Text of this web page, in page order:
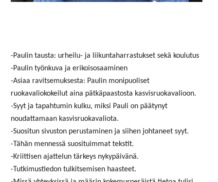
-Paulin tausta: urheilu- ja liikuntaharrastukset sekä koulutus
-Paulin työnkuva ja erikoisosaaminen
-Asiaa ravitsemuksesta: Paulin monipuoliset
ruokavaliokokeilut aina pätkäpaastosta kasvisruokavalioon.
-Syyt ja tapahtumin kulku, miksi Pauli on päätynyt
noudattamaan kasvisruokavaliota.
-Suositun sivuston perustaminen ja siihen johtaneet syyt.
-Tähän mennessä suosituimmat tekstit.
-Kriittisen ajattelun tärkeys nykypäivänä.
-Tutkimustiedon tulkitsemisen haasteet.